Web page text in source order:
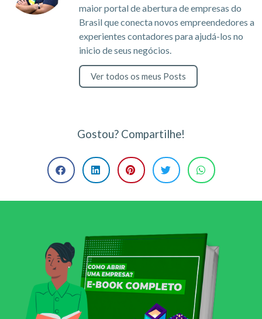
maior portal de abertura de empresas do
Brasil que conecta novos empreendedores a
experientes contadores para ajudá-los no
inicio de seus negócios.
Ver todos os meus Posts
Gostou? Compartilhe!